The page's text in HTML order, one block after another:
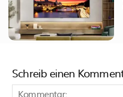
Schreib einen